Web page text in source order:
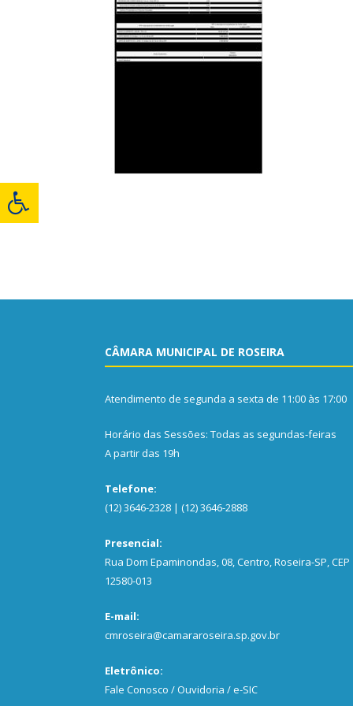
CÂMARA MUNICIPAL DE ROSEIRA
Atendimento de segunda a sexta de 11:00 às 17:00
Horário das Sessões: Todas as segundas-feiras
A partir das 19h
Telefone:
(12) 3646-2328 | (12) 3646-2888
Presencial:
Rua Dom Epaminondas, 08, Centro, Roseira-SP, CEP
12580-013
E-mail:
cmroseira@camararoseira.sp.gov.br
Eletrônico:
Fale Conosco / Ouvidoria / e-SIC